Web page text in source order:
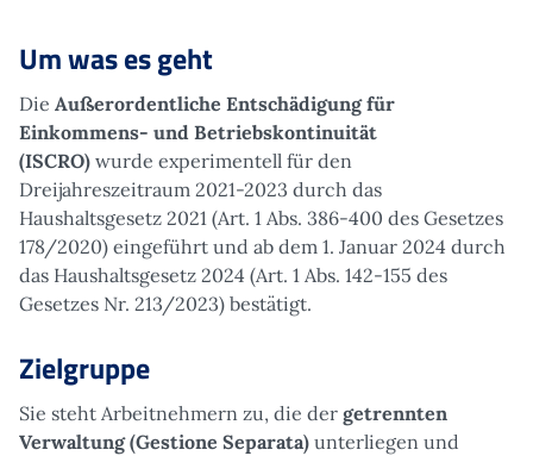
Um was es geht
Die Außerordentliche Entschädigung für
Einkommens- und Betriebskontinuität
(ISCRO) wurde experimentell für den
Dreijahreszeitraum 2021-2023 durch das
Haushaltsgesetz 2021 (Art. 1 Abs. 386-400 des Gesetzes
178/2020) eingeführt und ab dem 1. Januar 2024 durch
das Haushaltsgesetz 2024 (Art. 1 Abs. 142-155 des
Gesetzes Nr. 213/2023) bestätigt.
Zielgruppe
Sie steht Arbeitnehmern zu, die der getrennten
Verwaltung (Gestione Separata) unterliegen und